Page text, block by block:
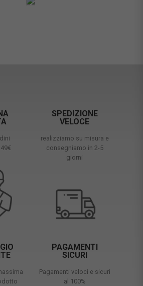
SPEDIZIONE
VELOCE
realizziamo su misura e
consegniamo in 2-5
giorni
PAGAMENTI
SICURI
Pagamenti veloci e sicuri
al 100%